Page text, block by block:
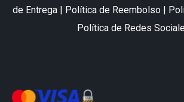
de Entrega| Política de Reembolso|
Política de Redes